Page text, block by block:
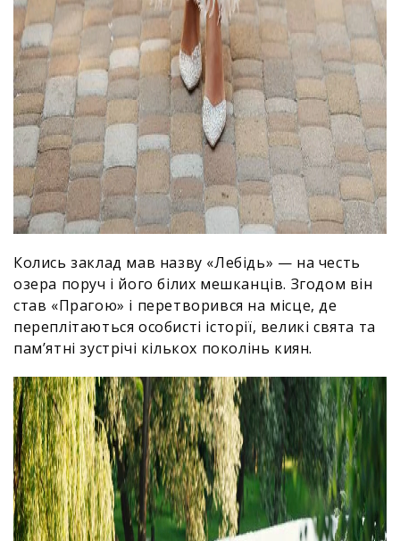
Колись заклад мав назву «Лебідь» — на честь
озера поруч і його білих мешканців. Згодом він
став «Прагою» і перетворився на місце, де
переплітаються особисті історії, великі свята та
пам’ятні зустрічі кількох поколінь киян.